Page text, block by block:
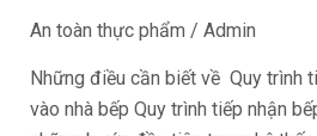
An toàn thực phẩm / Admin
Những điều cần biết về Quy trình
vào nhà bếp Quy trình tiếp nhận
bếp